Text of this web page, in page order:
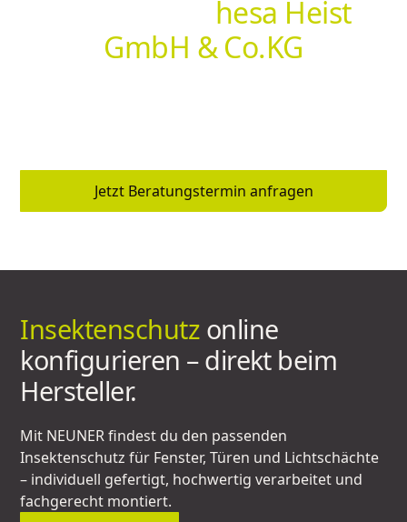
hesa Heist
GmbH & Co.KG
Jetzt Beratungstermin anfragen
Insektenschutz online
konfigurieren – direkt beim
Hersteller.
Mit NEUNER findest du den passenden
Insektenschutz für Fenster, Türen und Lichtschächte
– individuell gefertigt, hochwertig verarbeitet und
fachgerecht montiert.